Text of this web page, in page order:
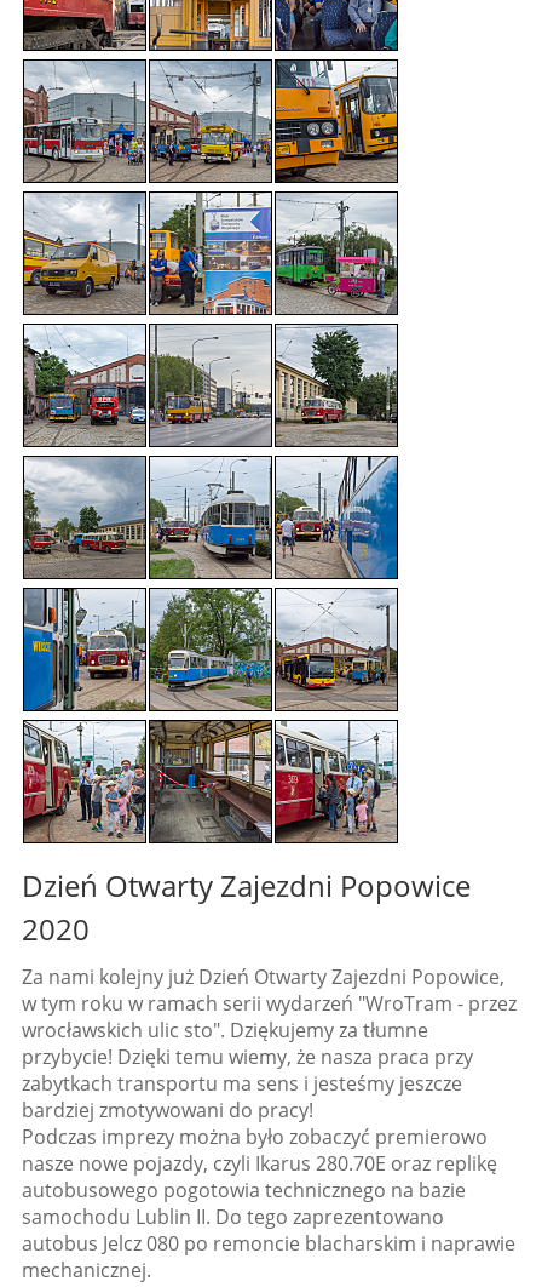
Dzień Otwarty Zajezdni Popowice
2020
Za nami kolejny już Dzień Otwarty Zajezdni Popowice,
w tym roku w ramach serii wydarzeń "WroTram - przez
wrocławskich ulic sto". Dziękujemy za tłumne
przybycie! Dzięki temu wiemy, że nasza praca przy
zabytkach transportu ma sens i jesteśmy jeszcze
bardziej zmotywowani do pracy!
Podczas imprezy można było zobaczyć premierowo
nasze nowe pojazdy, czyli Ikarus 280.70E oraz replikę
autobusowego pogotowia technicznego na bazie
samochodu Lublin II. Do tego zaprezentowano
autobus Jelcz 080 po remoncie blacharskim i naprawie
mechanicznej.